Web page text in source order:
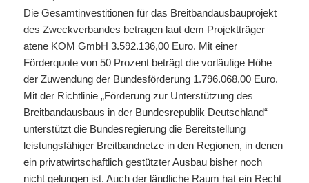
Die Gesamtinvestitionen für das Breitbandausbauprojekt
des Zweckverbandes betragen laut dem Projektträger
atene KOM GmbH 3.592.136,00 Euro. Mit einer
Förderquote von 50 Prozent beträgt die vorläufige Höhe
der Zuwendung der Bundesförderung 1.796.068,00 Euro.
Mit der Richtlinie „Förderung zur Unterstützung des
Breitbandausbaus in der Bundesrepublik Deutschland“
unterstützt die Bundesregierung die Bereitstellung
leistungsfähiger Breitbandnetze in den Regionen, in denen
ein privatwirtschaftlich gestützter Ausbau bisher noch
nicht gelungen ist. Auch der ländliche Raum hat ein Recht